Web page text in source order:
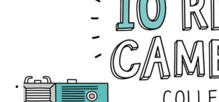
FREE
NÁVODY
základy DTP